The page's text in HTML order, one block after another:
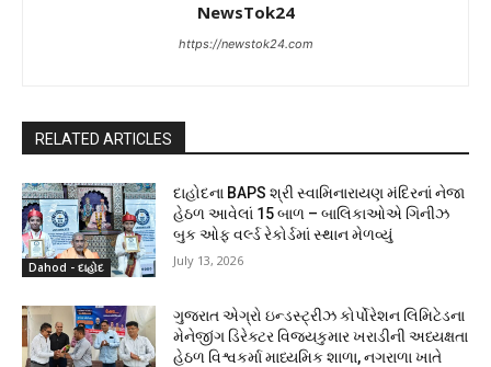
NewsTok24
https://newstok24.com
RELATED ARTICLES
Dahod - દાહોદ
દાહોદના BAPS શ્રી સ્વામિનારાયણ મંદિરનાં નેજા
હેઠળ આવેલાં 15 બાળ – બાલિકાઓએ ગિનીઝ
બુક ઓફ વર્લ્ડ રેકોર્ડમાં સ્થાન મેળવ્યું
July 13, 2026
ગુજરાત એગ્રો ઇન્ડસ્ટ્રીઝ કોર્પોરેશન લિમિટેડના
મેનેજીંગ ડિરેક્ટર વિજયકુમાર ખરાડીની અધ્યક્ષતા
હેઠળ વિશ્વકર્મા માધ્યમિક શાળા, નગરાળા ખાતે